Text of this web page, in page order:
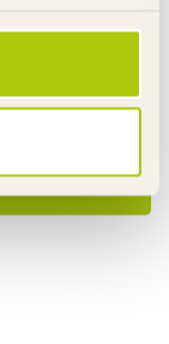
12.00u - T
- Alleen